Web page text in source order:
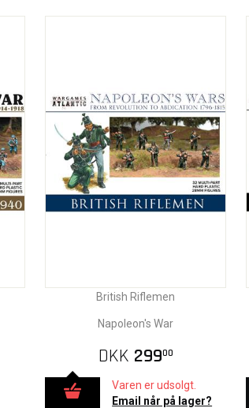
British Riflemen
Napoleon's War
DKK 29900
Varen er udsolgt.
Email når på lager?